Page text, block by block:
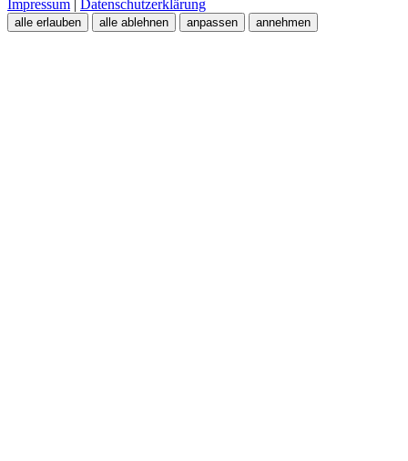
Impressum | Datenschutzerklärung
alle erlauben alle ablehnen anpassen annehmen